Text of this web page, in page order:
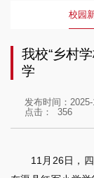
校园
我校“乡村
学
发布时间：
点击：
356
11月26日，